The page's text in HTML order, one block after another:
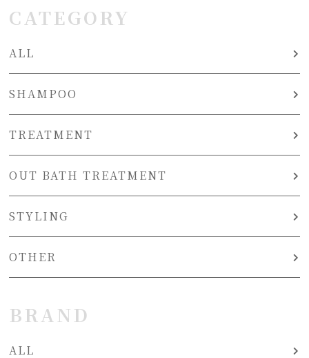
CATEGORY
ALL
SHAMPOO
TREATMENT
OUT BATH TREATMENT
STYLING
OTHER
BRAND
ALL